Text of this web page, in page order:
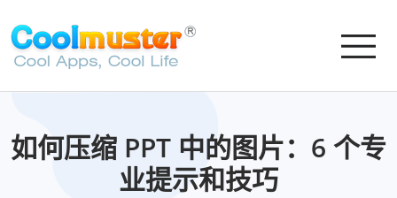
如何压缩 PPT 中的图片：6 个专
业提示和技巧